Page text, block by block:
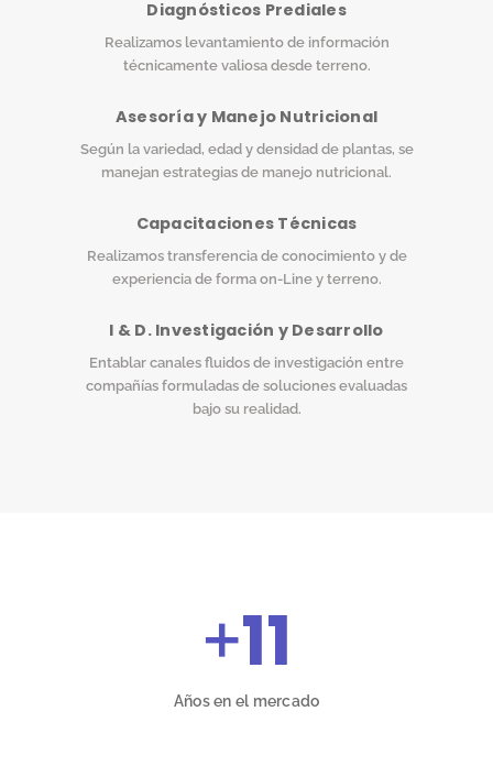
Diagnósticos Prediales
Realizamos levantamiento de información
técnicamente valiosa desde terreno.
Asesoría y Manejo Nutricional
Según la variedad, edad y densidad de plantas, se
manejan estrategias de manejo nutricional.
Capacitaciones Técnicas
Realizamos transferencia de conocimiento y de
experiencia de forma on-Line y terreno.
I & D. Investigación y Desarrollo
Entablar canales fluidos de investigación entre
compañías formuladas de soluciones evaluadas
bajo su realidad.
+11
Años en el mercado